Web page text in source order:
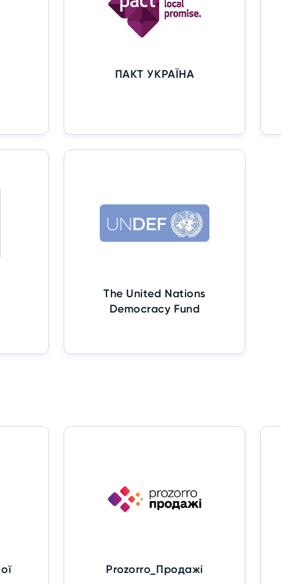
ПАКТ УКРАЇНА
The United Nations
Democracy Fund
Prozorro_Продажі